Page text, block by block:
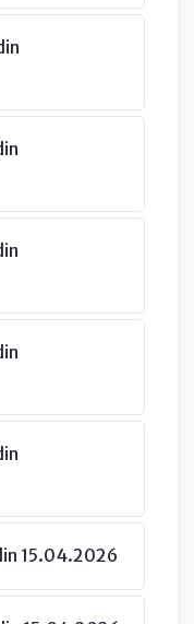
15.04.2026